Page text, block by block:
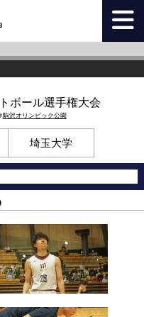
ボール選手権大会
駒沢オリンピック公園
埼玉大学